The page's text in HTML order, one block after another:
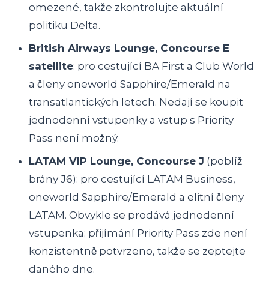
omezené, takže zkontrolujte aktuální
politiku Delta.
British Airways Lounge, Concourse E
satellite: pro cestující BA First a Club World
a členy oneworld Sapphire/Emerald na
transatlantických letech. Nedají se koupit
jednodenní vstupenky a vstup s Priority
Pass není možný.
LATAM VIP Lounge, Concourse J (poblíž
brány J6): pro cestující LATAM Business,
oneworld Sapphire/Emerald a elitní členy
LATAM. Obvykle se prodává jednodenní
vstupenka; přijímání Priority Pass zde není
konzistentně potvrzeno, takže se zeptejte
daného dne.